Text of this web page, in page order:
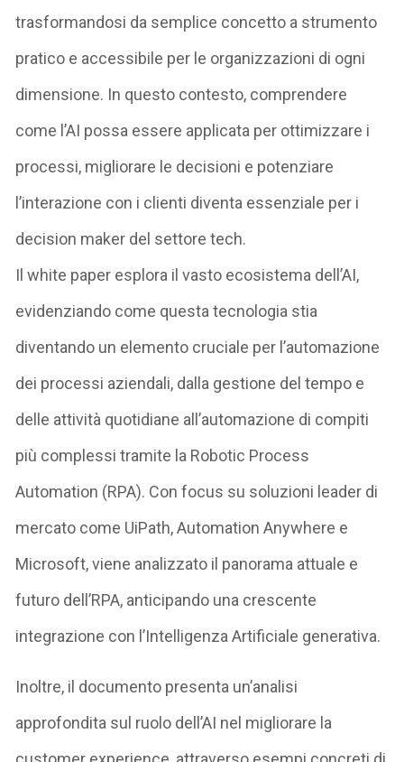
trasformandosi da semplice concetto a strumento
pratico e accessibile per le organizzazioni di ogni
dimensione. In questo contesto, comprendere
come l’AI possa essere applicata per ottimizzare i
processi, migliorare le decisioni e potenziare
l’interazione con i clienti diventa essenziale per i
decision maker del settore tech.
Il white paper esplora il vasto ecosistema dell’AI,
evidenziando come questa tecnologia stia
diventando un elemento cruciale per l’automazione
dei processi aziendali, dalla gestione del tempo e
delle attività quotidiane all’automazione di compiti
più complessi tramite la Robotic Process
Automation (RPA). Con focus su soluzioni leader di
mercato come UiPath, Automation Anywhere e
Microsoft, viene analizzato il panorama attuale e
futuro dell’RPA, anticipando una crescente
integrazione con l’Intelligenza Artificiale generativa.
Inoltre, il documento presenta un’analisi
approfondita sul ruolo dell’AI nel migliorare la